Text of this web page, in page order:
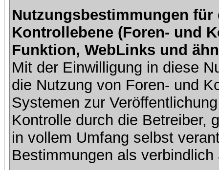
Nutzungsbestimmungen
Kontrollebene (Foren- und
Funktion, WebLinks und
Mit der Einwilligung in diese
die Nutzung von Foren- und
Systemen zur
Kontrolle durch die Betreiber,
in vollem Umfang selbst
Bestimmungen als verbindlich